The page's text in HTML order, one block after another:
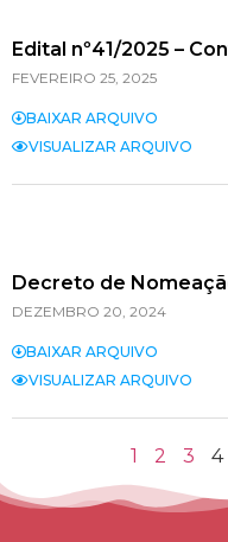
Edital nº41/2025 –
FEVEREIRO 25, 2025
BAIXAR ARQUIVO
VISUALIZAR ARQUIVO
Decreto de
DEZEMBRO 20, 2024
BAIXAR ARQUIVO
VISUALIZAR ARQUIVO
1 2 3 4